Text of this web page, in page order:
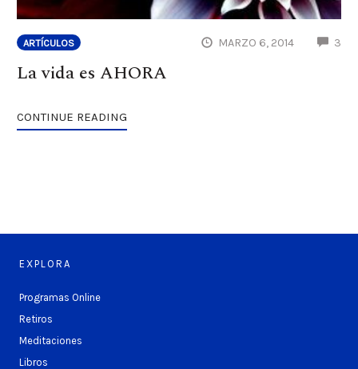
ARTÍCULOS MARZO 6, 2014 3
La vida es AHORA
CONTINUE READING
EXPLORA
Programas Online
Retiros
Meditaciones
Libros